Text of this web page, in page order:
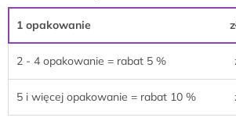
1 opakowanie
2 - 4 opakowanie = rabat 5 %
5 i więcej opakowanie = rabat 10 %